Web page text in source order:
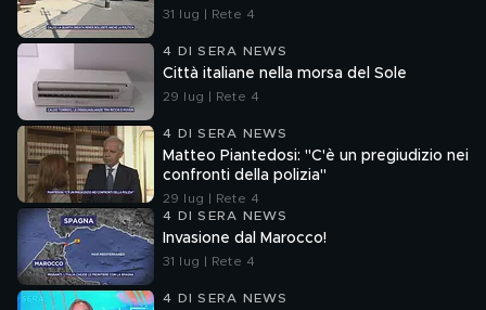
31 lug | Rete 4
4 DI SERA NEWS
Città italiane nella morsa del Sole
29 lug | Rete 4
4 DI SERA NEWS
Matteo Piantedosi: "C'è un pregiudizio nei
confronti della polizia"
29 lug | Rete 4
4 DI SERA NEWS
Invasione dal Marocco!
31 lug | Rete 4
4 DI SERA NEWS